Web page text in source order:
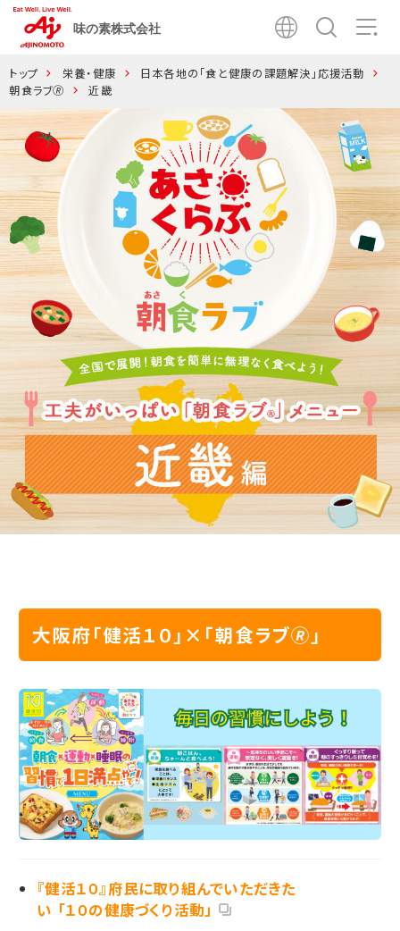
味の素株式会社
トップ 栄養・健康
日本各地の「食と健康の課題解決」応援活動
朝食ラブ🄬
近畿
大阪府「健活１０」×「朝食ラブ🄬」
『健活１０』府民に取り組んでいただきた
い 「１０の健康づくり活動」